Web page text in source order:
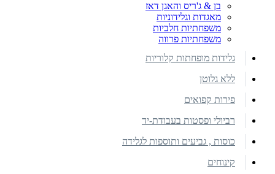
בן & ג'ריס והאגן דאז
מאגדות וגלידוניות
משפחתיות חלביות
משפחתיות פרווה
גלידות מופחתות קלוריות
ללא גלוטן
פירות קפואים
רביולי ופסטות בעבודת-יד
כוסות , גביעים ותוספות לגלידה
קינוחים